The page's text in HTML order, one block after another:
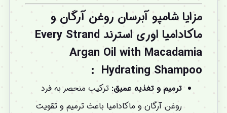
مزایا شامپو آبرسان روغن آرگان و
ماکادامیا اوری استرند Every Strand
Argan Oil with Macadamia
Hydrating Shampoo :
ترمیم و تغذیه عمیق: ترکیب منحصر به فرد
روغن آرگان و ماکادامیا باعث ترمیم و تقویت